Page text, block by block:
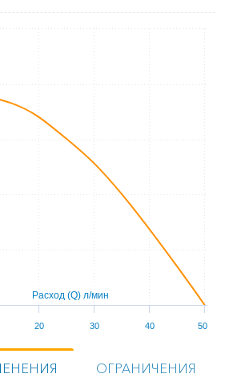
Расход (Q) л/мин
20 30 40 50
ОГРАНИЧЕНИЯ